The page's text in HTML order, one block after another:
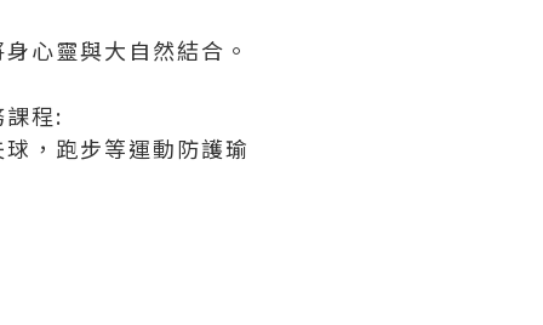
心靈與大自然結合。
程:
，跑步等運動防護瑜